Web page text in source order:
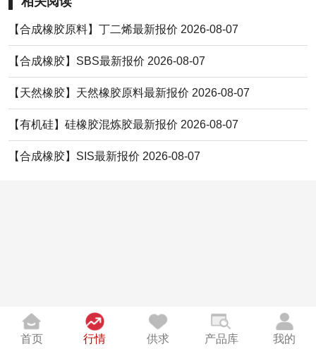
【合成橡胶原料】丁二烯最新报价 2026-08-07
【合成橡胶】SBS最新报价 2026-08-07
【天然橡胶】天然橡胶原料最新报价 2026-08-07
【有机硅】硅橡胶混炼胶最新报价 2026-08-07
【合成橡胶】SIS最新报价 2026-08-07
首页 行情 供求 产品库 我的